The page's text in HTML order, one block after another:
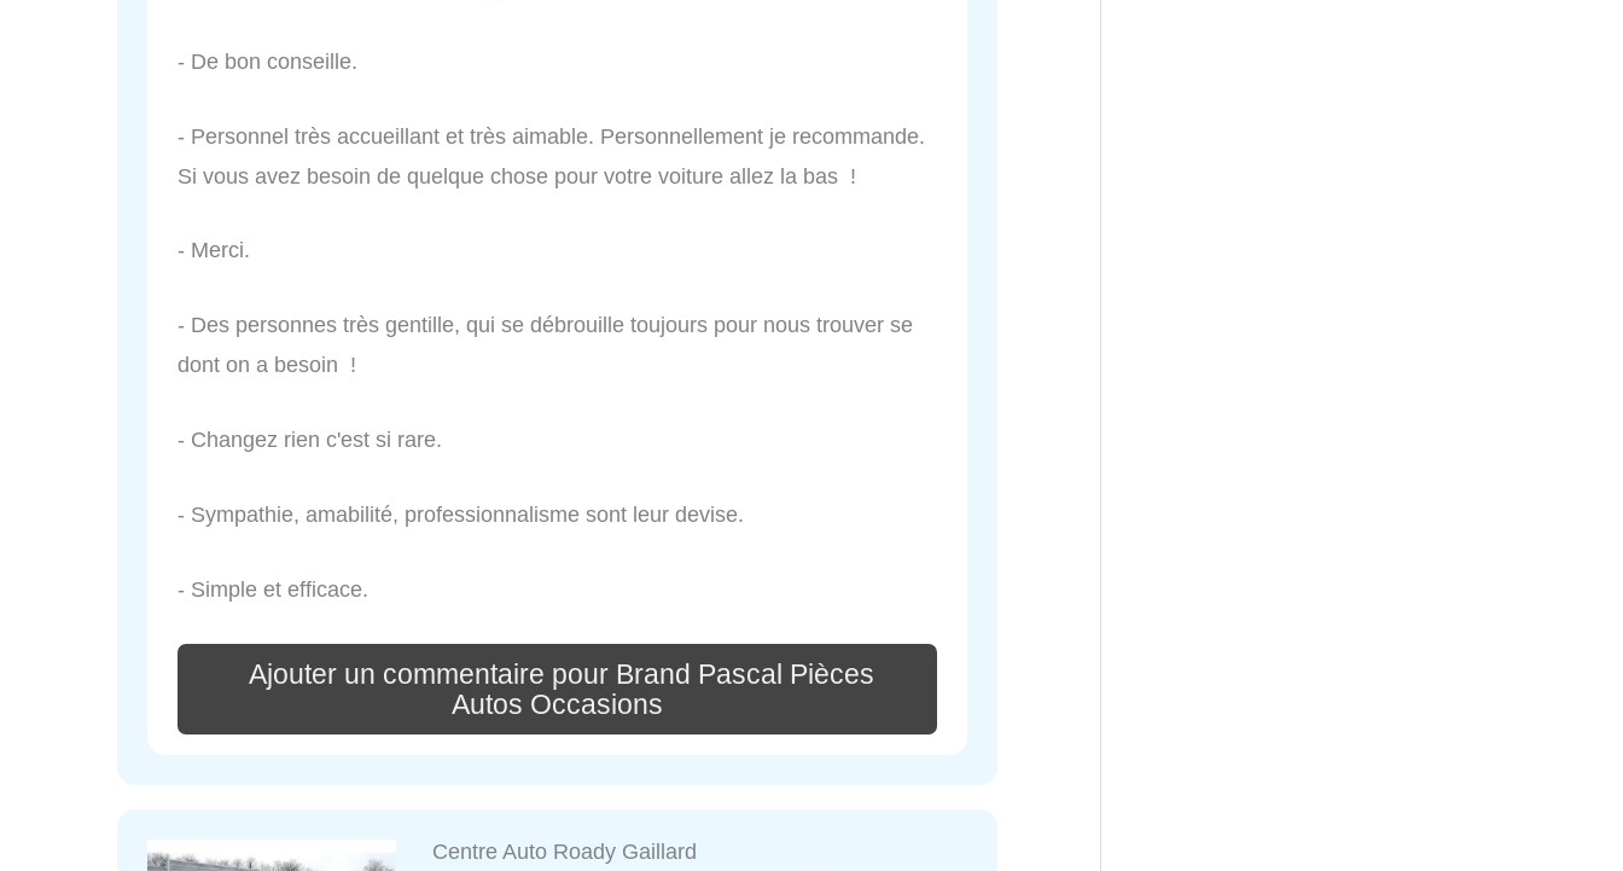
- De bon conseille.
- Personnel très accueillant et très aimable. Personnellement je recommande.
Si vous avez besoin de quelque chose pour votre voiture allez la bas !
- Merci.
- Des personnes très gentille, qui se débrouille toujours pour nous trouver se
dont on a besoin !
- Changez rien c'est si rare.
- Sympathie, amabilité, professionnalisme sont leur devise.
- Simple et efficace.
Ajouter un commentaire pour Brand Pascal Pièces
Autos Occasions
Centre Auto Roady Gaillard